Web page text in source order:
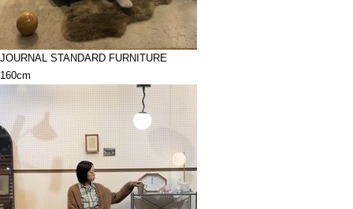
JOURNAL STANDARD FURNITURE
160cm